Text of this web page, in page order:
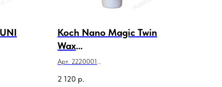
Koch Nano Magic Twin
Wax
осушитель+консервант
Арт. 2220001
осушитель+консервант+политура 1л
2 120 р.